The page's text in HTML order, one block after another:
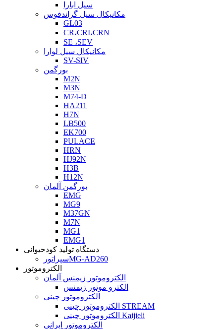
سیل ابارا
مکانیکال سیل گراندفوس
GL03
CR،CRI،CRN
SE ،SEV
مکانیکال سیل لوارا
SV-SIV
بورگمن
M2N
M3N
M74-D
HA211
H7N
LB500
EK700
PULACE
HRN
HJ92N
H3B
H12N
بورگمن آلمان
EMG
MG9
M37GN
M7N
MG1
EMG1
دستگاه تولید کودحیوانی
سپراتورMG-AD260
الکتروموتور
الکتروموتور زیمنس آلمان
الکترو موتور زیمنس
الکتروموتور چینی
الکتروموتور چینی STREAM
الکتروموتور چینی Kaijieli
الکتروموتور ایرانی